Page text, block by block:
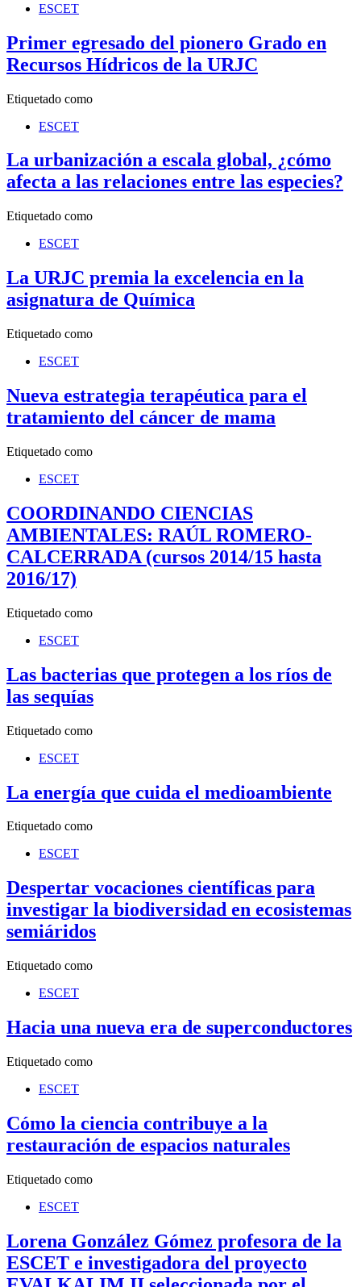
ESCET
Primer egresado del pionero Grado en
Recursos Hídricos de la URJC
Etiquetado como
ESCET
La urbanización a escala global, ¿cómo
afecta a las relaciones entre las especies?
Etiquetado como
ESCET
La URJC premia la excelencia en la
asignatura de Química
Etiquetado como
ESCET
Nueva estrategia terapéutica para el
tratamiento del cáncer de mama
Etiquetado como
ESCET
COORDINANDO CIENCIAS
AMBIENTALES: RAÚL ROMERO-
CALCERRADA (cursos 2014/15 hasta
2016/17)
Etiquetado como
ESCET
Las bacterias que protegen a los ríos de
las sequías
Etiquetado como
ESCET
La energía que cuida el medioambiente
Etiquetado como
ESCET
Despertar vocaciones científicas para
investigar la biodiversidad en ecosistemas
semiáridos
Etiquetado como
ESCET
Hacia una nueva era de superconductores
Etiquetado como
ESCET
Cómo la ciencia contribuye a la
restauración de espacios naturales
Etiquetado como
ESCET
Lorena González Gómez profesora de la
ESCET e investigadora del proyecto